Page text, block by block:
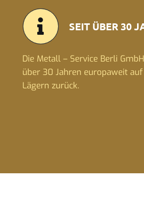
SEIT ÜBER 30
Die Metall – Service Berli
über 30 Jahren europaweit
Lägern zurück.